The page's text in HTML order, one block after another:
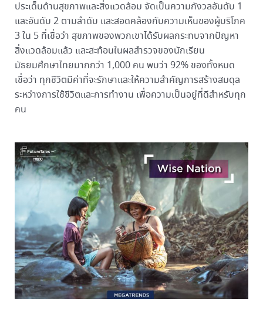
ประเด็นด้านสุขภาพและสิ่งแวดล้อม จัดเป็นความกังวลอันดับ 1
และอันดับ 2 ตามลำดับ และสอดคล้องกับความเห็นของผู้บริโภค
3 ใน 5 ที่เชื่อว่า สุขภาพของพวกเขาได้รับผลกระทบจากปัญหา
สิ่งแวดล้อมแล้ว และสะท้อนในผลสำรวจของนักเรียน
มัธยมศึกษาไทยมากกว่า 1,000 คน พบว่า 92% ของทั้งหมด
เชื่อว่า ทุกชีวิตมีค่าที่จะรักษาและให้ความสำคัญการสร้างสมดุล
ระหว่างการใช้ชีวิตและการทำงาน เพื่อความเป็นอยู่ที่ดีสำหรับทุก
คน